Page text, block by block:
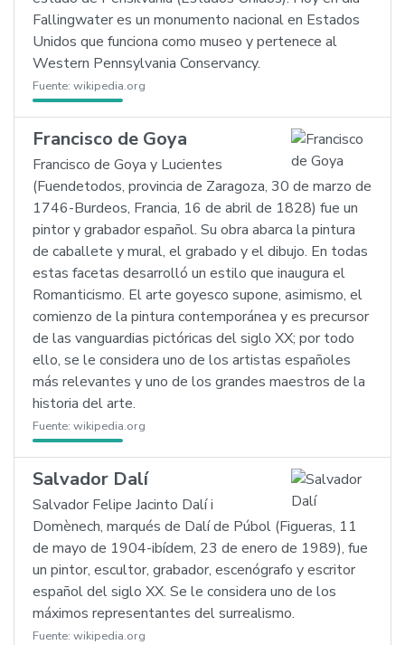
Fallingwater es un monumento nacional en Estados
Unidos que funciona como museo y pertenece al
Western Pennsylvania Conservancy.
Fuente: wikipedia.org
Francisco de Goya
Francisco de Goya y Lucientes
(Fuendetodos, provincia de Zaragoza, 30 de marzo de
1746-Burdeos, Francia, 16 de abril de 1828) fue un
pintor y grabador español. Su obra abarca la pintura
de caballete y mural, el grabado y el dibujo. En todas
estas facetas desarrolló un estilo que inaugura el
Romanticismo. El arte goyesco supone, asimismo, el
comienzo de la pintura contemporánea y es precursor
de las vanguardias pictóricas del siglo XX; por todo
ello, se le considera uno de los artistas españoles
más relevantes y uno de los grandes maestros de la
historia del arte.
Fuente: wikipedia.org
Salvador Dalí
Salvador Felipe Jacinto Dalí i
Domènech, marqués de Dalí de Púbol (Figueras, 11
de mayo de 1904-ibídem, 23 de enero de 1989), fue
un pintor, escultor, grabador, escenógrafo y escritor
español del siglo XX. Se le considera uno de los
máximos representantes del surrealismo.
Fuente: wikipedia.org